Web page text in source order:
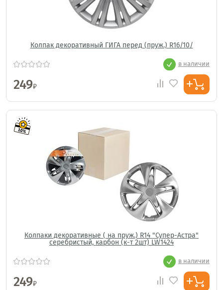
Колпак декоративный ГИГА перед (пруж.) R16/10/
в наличии
249₽
Колпаки декоративные ( на пруж.) R14 "Супер-Астра"
серебристый, карбон (к-т 2шт) LW1424
в наличии
249₽